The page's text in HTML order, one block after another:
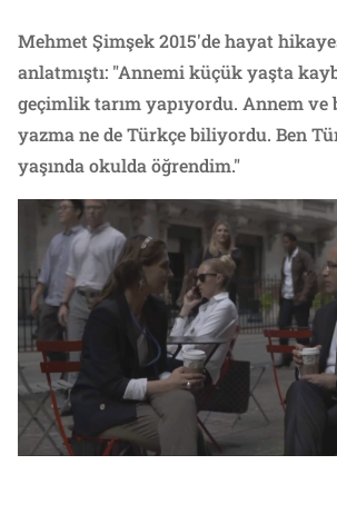
Mehmet Şimşek 2015'de hayat
anlatmıştı: "Annemi küçük yaşta
geçimlik tarım yapıyordu. Annem ve
yazma ne de Türkçe biliyordu. Ben
yaşında okulda öğrendim."